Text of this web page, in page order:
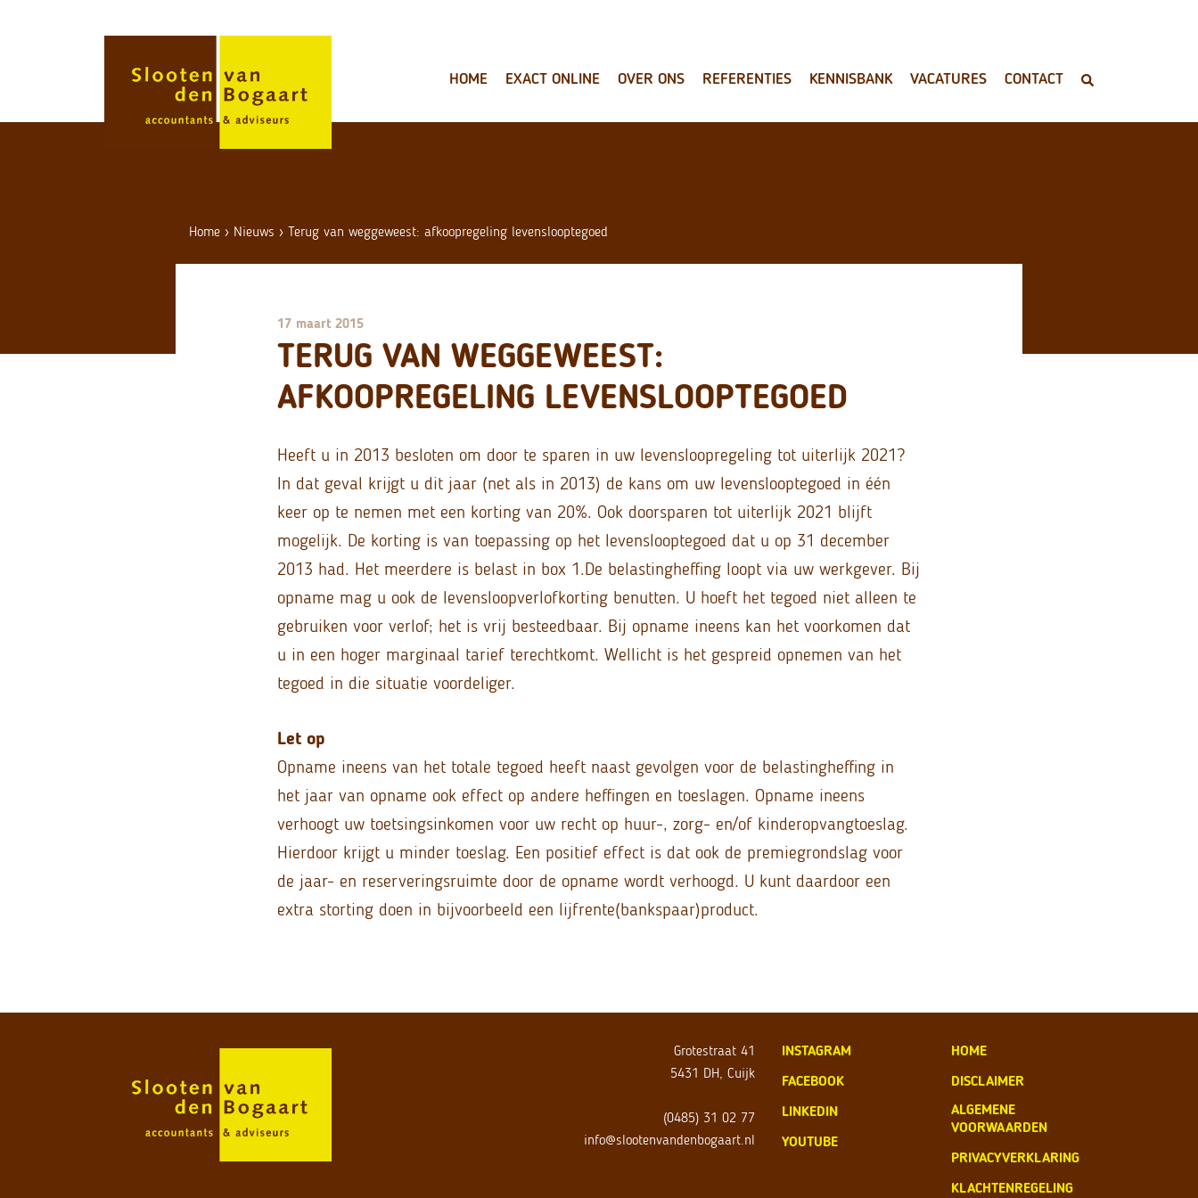
HOME EXACT ONLINE OVER ONS REFERENTIES KENNISBANK VACATURES CONTACT
Home › Nieuws › Terug van weggeweest: afkoopregeling levenslooptegoed
17 maart 2015
TERUG VAN WEGGEWEEST:
AFKOOPREGELING LEVENSLOOPTEGOED
Heeft u in 2013 besloten om door te sparen in uw levensloopregeling tot uiterlijk 2021?
In dat geval krijgt u dit jaar (net als in 2013) de kans om uw levenslooptegoed in één
keer op te nemen met een korting van 20%. Ook doorsparen tot uiterlijk 2021 blijft
mogelijk. De korting is van toepassing op het levenslooptegoed dat u op 31 december
2013 had. Het meerdere is belast in box 1.De belastingheffing loopt via uw werkgever. Bij
opname mag u ook de levensloopverlofkorting benutten. U hoeft het tegoed niet alleen te
gebruiken voor verlof; het is vrij besteedbaar. Bij opname ineens kan het voorkomen dat
u in een hoger marginaal tarief terechtkomt. Wellicht is het gespreid opnemen van het
tegoed in die situatie voordeliger.
Let op
Opname ineens van het totale tegoed heeft naast gevolgen voor de belastingheffing in
het jaar van opname ook effect op andere heffingen en toeslagen. Opname ineens
verhoogt uw toetsingsinkomen voor uw recht op huur-, zorg- en/of kinderopvangtoeslag.
Hierdoor krijgt u minder toeslag. Een positief effect is dat ook de premiegrondslag voor
de jaar- en reserveringsruimte door de opname wordt verhoogd. U kunt daardoor een
extra storting doen in bijvoorbeeld een lijfrente(bankspaar)product.
Grotestraat 41
5431 DH, Cuijk
(0485) 31 02 77
info@slootenvandenbogaart.nl
INSTAGRAM
FACEBOOK
LINKEDIN
YOUTUBE
HOME
DISCLAIMER
ALGEMENE
VOORWAARDEN
PRIVACYVERKLARING
KLACHTENREGELING